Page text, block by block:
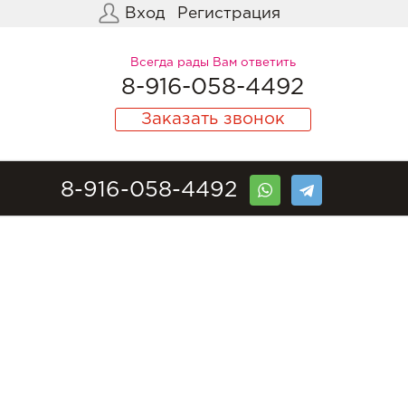
Вход Регистрация
Всегда рады Вам ответить
8-916-058-4492
Заказать звонок
8-916-058-4492